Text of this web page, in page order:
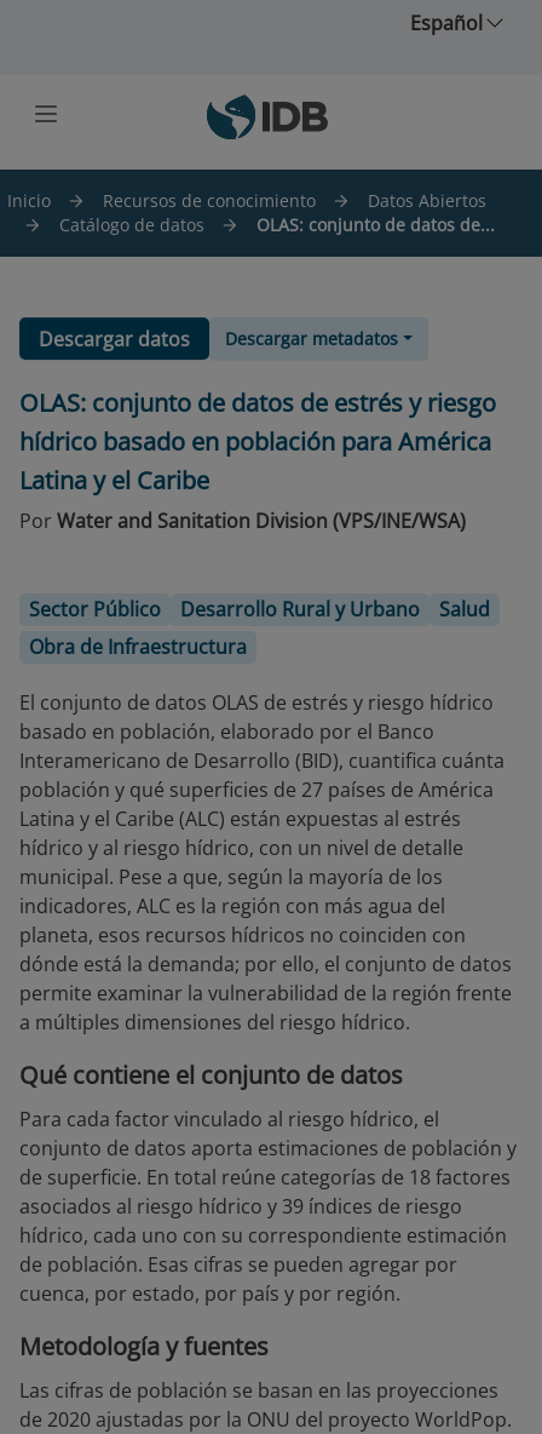
Español
Inicio Recursos de conocimiento
Datos Abiertos
Catálogo de datos
OLAS: conjunto de datos de...
Descargar datos Descargar metadatos
OLAS: conjunto de datos de estrés y riesgo
hídrico basado en población para América
Latina y el Caribe
Por Water and Sanitation Division (VPS/INE/WSA)
Sector Público Desarrollo Rural y Urbano
Salud
Obra de Infraestructura
El conjunto de datos OLAS de estrés y riesgo hídrico
basado en población, elaborado por el Banco
Interamericano de Desarrollo (BID), cuantifica cuánta
población y qué superficies de 27 países de América
Latina y el Caribe (ALC) están expuestas al estrés
hídrico y al riesgo hídrico, con un nivel de detalle
municipal. Pese a que, según la mayoría de los
indicadores, ALC es la región con más agua del
planeta, esos recursos hídricos no coinciden con
dónde está la demanda; por ello, el conjunto de datos
permite examinar la vulnerabilidad de la región frente
a múltiples dimensiones del riesgo hídrico.
Qué contiene el conjunto de datos
Para cada factor vinculado al riesgo hídrico, el
conjunto de datos aporta estimaciones de población y
de superficie. En total reúne categorías de 18 factores
asociados al riesgo hídrico y 39 índices de riesgo
hídrico, cada uno con su correspondiente estimación
de población. Esas cifras se pueden agregar por
cuenca, por estado, por país y por región.
Metodología y fuentes
Las cifras de población se basan en las proyecciones
de 2020 ajustadas por la ONU del proyecto WorldPop.